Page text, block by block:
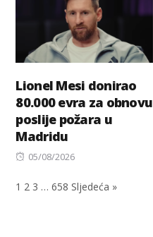
Lionel Mesi donirao
80.000 evra za obnovu
poslije požara u
Madridu
Posted
05/08/2026
1 2 3 … 658 Sljedeća »